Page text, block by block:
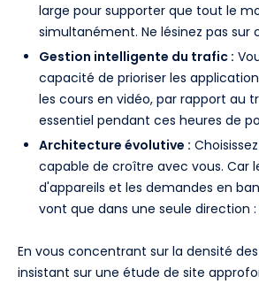
large pour supporter que tout le
simultanément. Ne lésinez pas sur
Gestion intelligente du trafic :
capacité de prioriser les
les cours en vidéo, par rapport au
essentiel pendant ces heures de
Architecture évolutive :
capable de croître avec vous. Car
d'appareils et les demandes en
vont que dans une seule direction :
En vous concentrant sur la densité
insistant sur une étude de site